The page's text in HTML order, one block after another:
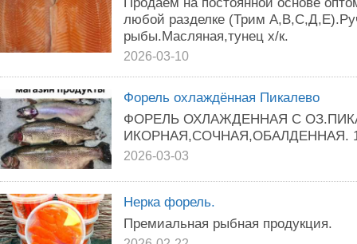
любой разделке (Трим
рыбы.Масляная,тунец х/к.
2026-03-10
Форель охлаждённая Пикалево
ФОРЕЛЬ ОХЛАЖДЕННАЯ С
ИКОРНАЯ,СОЧНАЯ,ОБАЛДЕННАЯ. 1
2026-03-03
Нерка форель.
Премиальная рыбная продукция.